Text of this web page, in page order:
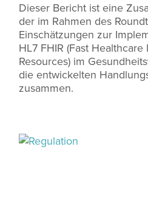
Dieser Bericht ist eine
der im Rahmen des
Einschätzungen zur
HL7 FHIR (Fast
Resources) im
die entwickelten
zusammen.